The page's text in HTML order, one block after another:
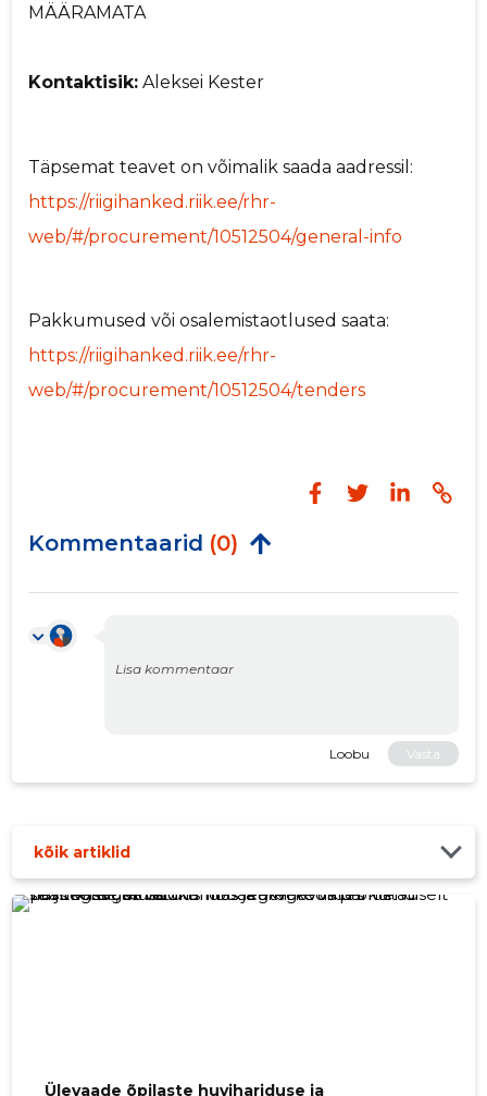
MÄÄRAMATA
Kontaktisik: Aleksei Kester
Täpsemat teavet on võimalik saada aadressil:
https://riigihanked.riik.ee/rhr-
web/#/procurement/10512504/general-info
Pakkumused või osalemistaotlused saata:
https://riigihanked.riik.ee/rhr-
web/#/procurement/10512504/tenders
Kommentaarid (0)
Loobu Vasta
kõik artiklid
Ülevaade õpilaste huvihariduse ja